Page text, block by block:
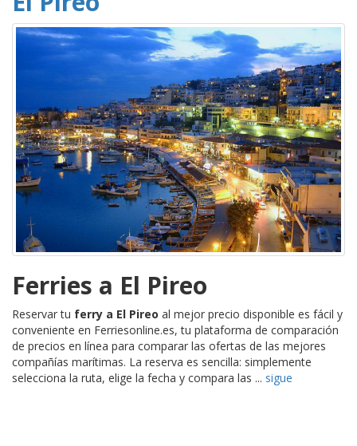
Ferries a El Pireo
Reservar tu ferry a El Pireo al mejor precio disponible es fácil y
conveniente en Ferriesonline.es, tu plataforma de comparación
de precios en línea para comparar las ofertas de las mejores
compañías marítimas. La reserva es sencilla: simplemente
selecciona la ruta, elige la fecha y compara las ... sigue